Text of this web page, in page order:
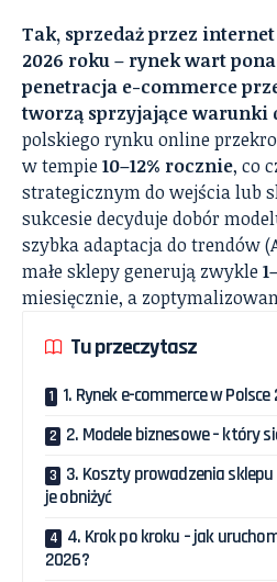
Tak, sprzedaż przez internet
2026 roku – rynek wart
penetracja e-commerce
tworzą sprzyjające warunki
polskiego rynku online
w tempie10–12% rocznie, co
strategicznym do wejścia lub
sukcesie decyduje dobór
szybka adaptacja do trendów
małe sklepy generują zwykle
miesięcznie, a
Tu przeczytasz
1. Rynek e-commerce w
2. Modele biznesowe – który
3. Koszty prowadzenia
je obniżyć
4. Krok po kroku – jak
2026?